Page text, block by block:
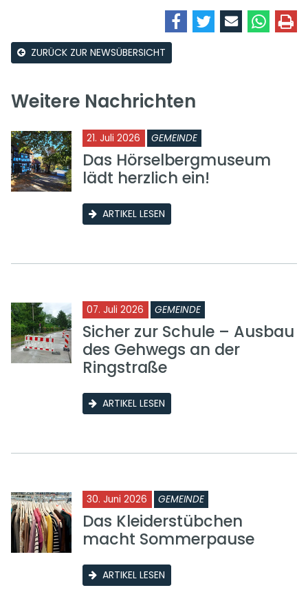
ZURÜCK ZUR NEWSÜBERSICHT
Weitere Nachrichten
21. Juli 2026 GEMEINDE
Das Hörselbergmuseum
lädt herzlich ein!
ARTIKEL LESEN
07. Juli 2026 GEMEINDE
Sicher zur Schule – Ausbau
des Gehwegs an der
Ringstraße
ARTIKEL LESEN
30. Juni 2026 GEMEINDE
Das Kleiderstübchen
macht Sommerpause
ARTIKEL LESEN